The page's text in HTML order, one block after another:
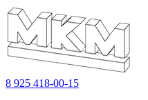
8 925 418-00-15